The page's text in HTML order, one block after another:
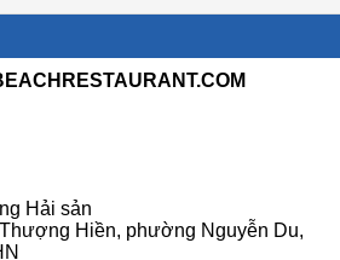
Hải sản
Hiền, phường Nguyễn Du,